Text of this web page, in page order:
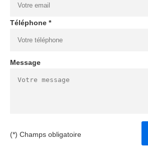
Téléphone *
Message
(*) Champs obligatoire